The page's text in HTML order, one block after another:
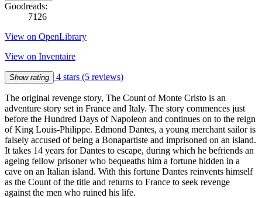
Goodreads:
7126
View on OpenLibrary
View on Inventaire
Show rating 4 stars (5 reviews)
The original revenge story, The Count of Monte Cristo is an
adventure story set in France and Italy. The story commences just
before the Hundred Days of Napoleon and continues on to the reign
of King Louis-Philippe. Edmond Dantes, a young merchant sailor is
falsely accused of being a Bonapartiste and imprisoned on an island.
It takes 14 years for Dantes to escape, during which he befriends an
ageing fellow prisoner who bequeaths him a fortune hidden in a
cave on an Italian island. With this fortune Dantes reinvents himself
as the Count of the title and returns to France to seek revenge
against the men who ruined his life.